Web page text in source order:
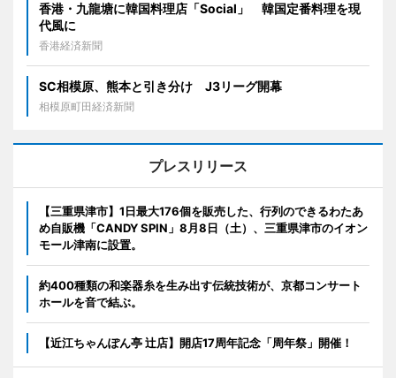
香港・九龍塘に韓国料理店「Social」 韓国定番料理を現
代風に
香港経済新聞
SC相模原、熊本と引き分け J3リーグ開幕
相模原町田経済新聞
プレスリリース
【三重県津市】1日最大176個を販売した、行列のできるわたあ
め自販機「CANDY SPIN」8月8日（土）、三重県津市のイオン
モール津南に設置。
約400種類の和楽器糸を生み出す伝統技術が、京都コンサート
ホールを音で結ぶ。
【近江ちゃんぽん亭 辻店】開店17周年記念「周年祭」開催！